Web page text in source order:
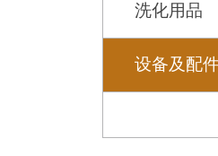
洗化用品
设备及配